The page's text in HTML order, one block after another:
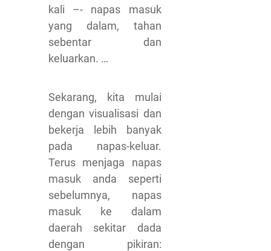
kali –- napas masuk
yang dalam, tahan
sebentar dan
keluarkan. …
Sekarang, kita mulai
dengan visualisasi dan
bekerja lebih banyak
pada napas-keluar.
Terus menjaga napas
masuk anda seperti
sebelumnya, napas
masuk ke dalam
daerah sekitar dada
dengan pikiran: